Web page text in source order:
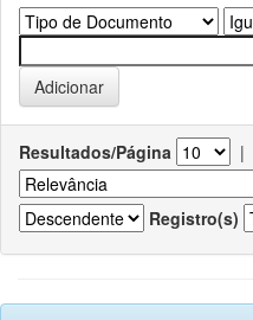
Resultados/Página |
Registro(s)